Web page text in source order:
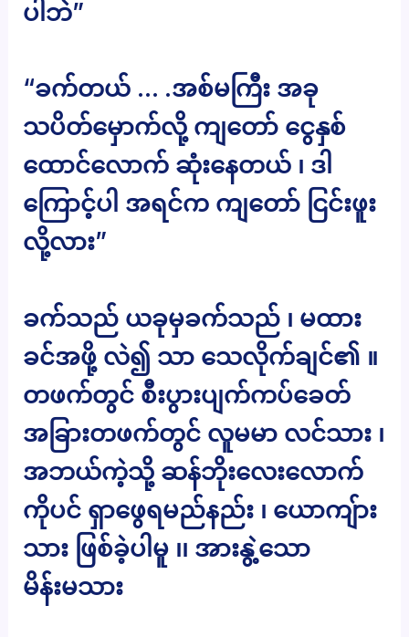
ပါဘဲ”
“ခက်တယ် … .အစ်မကြီး အခု
သပိတ်မှောက်လို့ ကျတော် ငွေနှစ်
ထောင်လောက် ဆုံးနေတယ် ၊ ဒါ
ကြောင့်ပါ အရင်က ကျတော် ငြင်းဖူး
လို့လား”
ခက်သည် ယခုမှခက်သည် ၊ မထား
ခင်အဖို့ လဲ၍ သာ သေလိုက်ချင်၏ ။
တဖက်တွင် စီးပွားပျက်ကပ်ခေတ်
အခြားတဖက်တွင် လူမမာ လင်သား ၊
အဘယ်ကဲ့သို့ ဆန်ဘိုးလေးလောက်
ကိုပင် ရှာဖွေရမည်နည်း ၊ ယောကျ်ား
သား ဖြစ်ခဲ့ပါမူ ၊၊ အားနွဲ့သော
မိန်းမသား